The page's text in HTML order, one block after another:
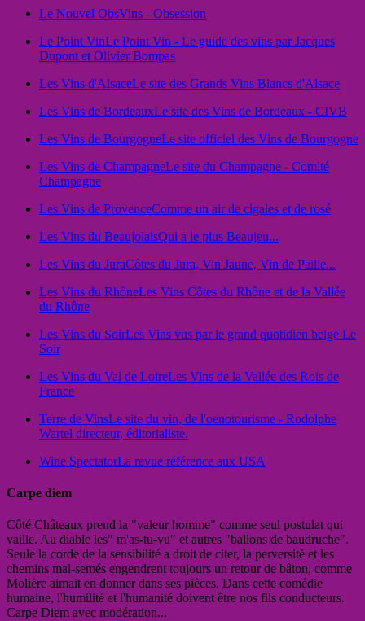
Le Nouvel ObsVins - Obsession
Le Point VinLe Point Vin - Le guide des vins par Jacques
Dupont et Olivier Bompas
Les Vins d'AlsaceLe site des Grands Vins Blancs d'Alsace
Les Vins de BordeauxLe site des Vins de Bordeaux - CIVB
Les Vins de BourgogneLe site officiel des Vins de Bourgogne
Les Vins de ChampagneLe site du Champagne - Comité
Champagne
Les Vins de ProvenceComme un air de cigales et de rosé
Les Vins du BeaujolaisQui a le plus Beaujeu...
Les Vins du JuraCôtes du Jura, Vin Jaune, Vin de Paille...
Les Vins du RhôneLes Vins Côtes du Rhône et de la Vallée
du Rhône
Les Vins du SoirLes Vins vus par le grand quotidien belge Le
Soir
Les Vins du Val de LoireLes Vins de la Vallée des Rois de
France
Terre de VinsLe site du vin, de l'oenotourisme - Rodolphe
Wartel directeur, éditorialiste.
Wine SpectatorLa revue référence aux USA
Carpe diem
Côté Châteaux prend la "valeur homme" comme seul postulat qui
vaille. Au diable les" m'as-tu-vu" et autres "ballons de baudruche".
Seule la corde de la sensibilité a droit de citer, la perversité et les
chemins mal-semés engendrent toujours un retour de bâton, comme
Molière aimait en donner dans ses pièces. Dans cette comédie
humaine, l'humilité et l'humanité doivent être nos fils conducteurs.
Carpe Diem avec modération...